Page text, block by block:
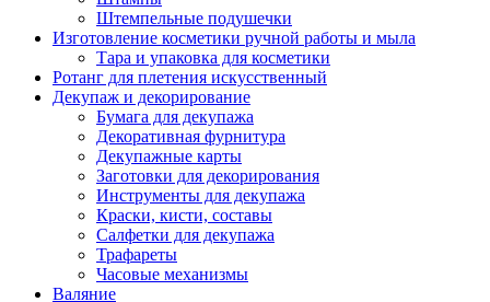
Штемпельные подушечки
Изготовление косметики ручной работы и мыла
Тара и упаковка для косметики
Ротанг для плетения искусственный
Декупаж и декорирование
Бумага для декупажа
Декоративная фурнитура
Декупажные карты
Заготовки для декорирования
Инструменты для декупажа
Краски, кисти, составы
Салфетки для декупажа
Трафареты
Часовые механизмы
Валяние